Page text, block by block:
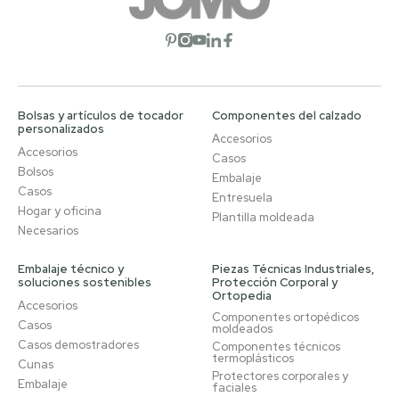
Abrir red social
Abrir red social
Abrir red social
Abrir red social
Abrir red social
Bolsas y artículos de tocador
personalizados
Accesorios
Bolsos
Casos
Hogar y oficina
Necesarios
Componentes del calzado
Accesorios
Casos
Embalaje
Entresuela
Plantilla moldeada
Embalaje técnico y
soluciones sostenibles
Accesorios
Casos
Casos demostradores
Cunas
Embalaje
Piezas Técnicas Industriales,
Protección Corporal y
Ortopedia
Componentes ortopédicos
moldeados
Componentes técnicos
termoplásticos
Protectores corporales y
faciales